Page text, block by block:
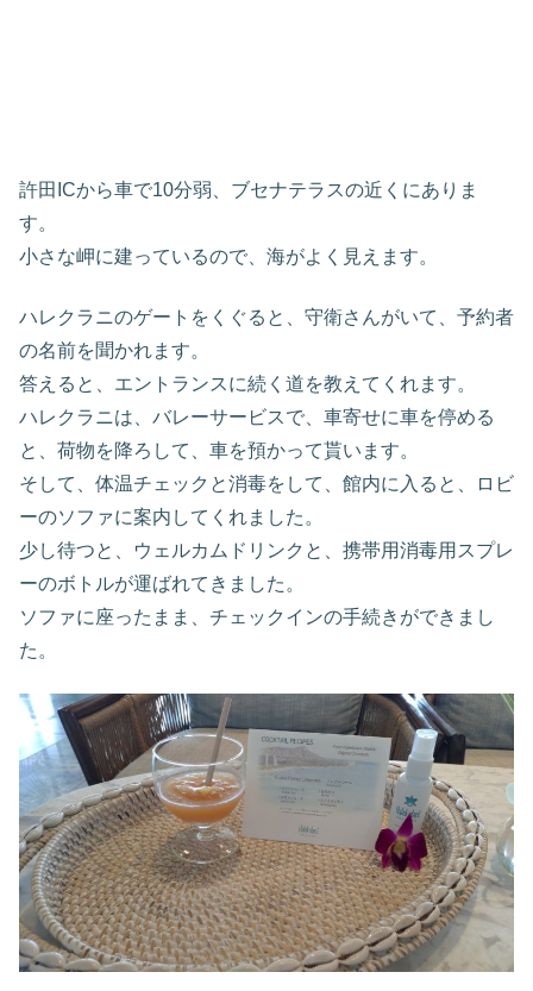
許田ICから車で10分弱、ブセナテラスの近くにありま
す。
小さな岬に建っているので、海がよく見えます。
ハレクラニのゲートをくぐると、守衛さんがいて、予約者
の名前を聞かれます。
答えると、エントランスに続く道を教えてくれます。
ハレクラニは、バレーサービスで、車寄せに車を停める
と、荷物を降ろして、車を預かって貰います。
そして、体温チェックと消毒をして、館内に入ると、ロビ
ーのソファに案内してくれました。
少し待つと、ウェルカムドリンクと、携帯用消毒用スプレ
ーのボトルが運ばれてきました。
ソファに座ったまま、チェックインの手続きができまし
た。